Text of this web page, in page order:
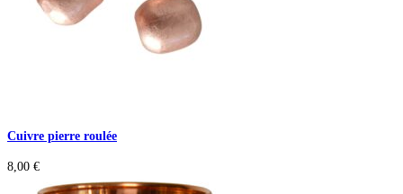
Cuivre pierre roulée
8,00 €